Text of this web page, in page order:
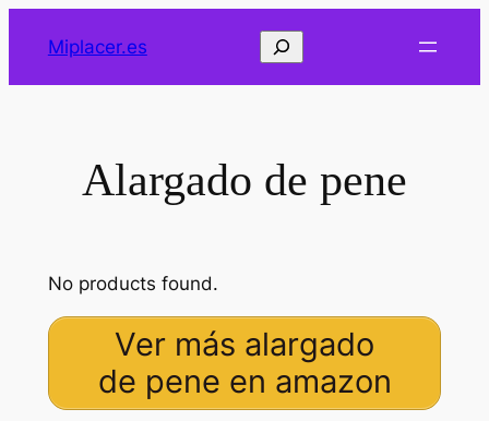
Miplacer.es Buscar
Alargado de pene
No products found.
Ver más alargado
de pene en amazon